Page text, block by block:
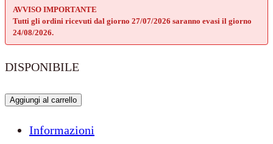
AVVISO IMPORTANTE
Tutti gli ordini ricevuti dal giorno 27/07/2026 saranno evasi il giorno
24/08/2026.
DISPONIBILE
Bracciale
Cuoio
Aggiungi al carrello
Informazioni